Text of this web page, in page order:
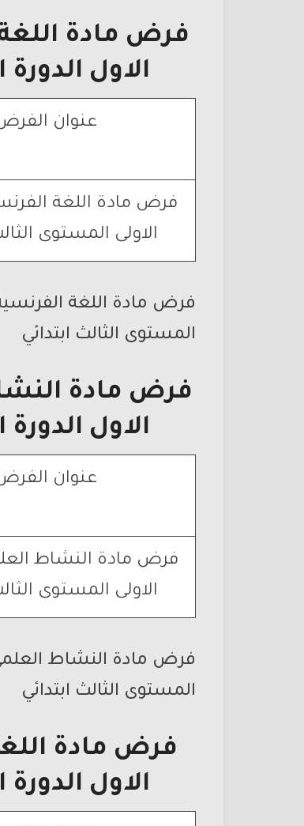
فرض مادة اللغة
الاول
عنوان
فرض مادة اللغة
الاولى المستوى
فرض مادة اللغة الفرنسية
المستوى الثالث ابتدائي
فرض مادة
الاول
عنوان
فرض مادة النشاط
الاولى المستوى
فرض مادة النشاط العلمي
المستوى الثالث ابتدائي
فرض مادة
الاول